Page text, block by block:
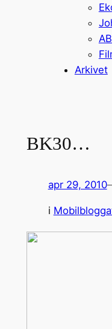
Arkivet
BK30…
apr 29, 2010
i